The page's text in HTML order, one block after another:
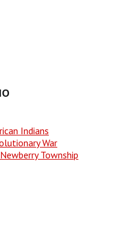
Indians
War
Township